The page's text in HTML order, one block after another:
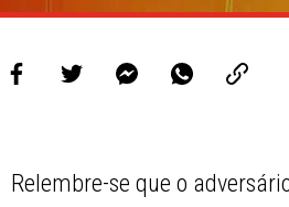
Relembre-se que o